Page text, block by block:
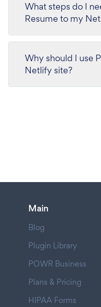
What steps do I
Resume to my
Why should I use
Netlify site?
Main
Blog
Plugin Library
POWR Business
Plans & Pricing
HIPAA Forms